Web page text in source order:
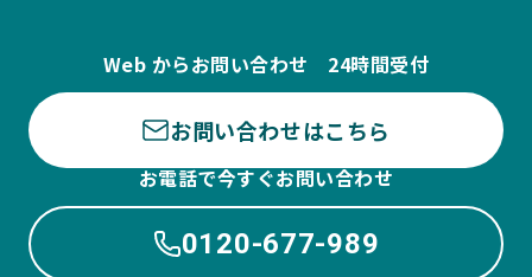
Web からお問い合わせ 24時間受付
お問い合わせはこちら
お電話で今すぐお問い合わせ
0120-677-989